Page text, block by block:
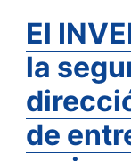
El
la
de